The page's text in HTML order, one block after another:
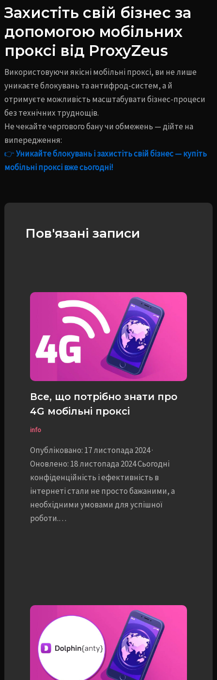
Захистіть свій бізнес за
допомогою мобільних
проксі від ProxyZeus
Використовуючи якісні мобільні проксі, ви не лише
уникаєте блокувань та антифрод-систем, а й
отримуєте можливість масштабувати бізнес-процеси
без технічних труднощів.
Не чекайте чергового бану чи обмежень — дійте на
випередження:
👉Уникайте блокувань і захистіть свій бізнес — купіть
мобільні проксі вже сьогодні!
Пов'язані записи
Все, що потрібно знати про
4G мобільні проксі
info
Опубліковано: 17 листопада 2024 ·
Оновлено: 18 листопада 2024 Сьогодні
конфіденційність і ефективність в
інтернеті стали не просто бажаними, а
необхідними умовами для успішної
роботи.…